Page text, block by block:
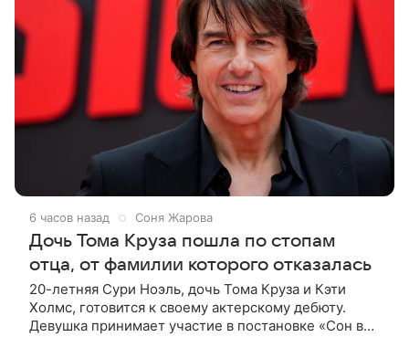
6 часов назад Соня Жарова
Дочь Тома Круза пошла по стопам
отца, от фамилии которого отказалась
20-летняя Сури Ноэль, дочь Тома Круза и Кэти
Холмс, готовится к своему актерскому дебюту.
Девушка принимает участие в постановке «Сон в